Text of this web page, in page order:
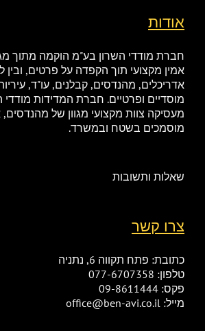
אודות
חברת מודדי השרון בע"מ הוקמה מתוך
אמין מקצועי תוך הקפדה על פרטים, ובין
אדריכלים, מהנדסים, קבלנים, עו"ד,
מוסדיים ופרטיים. חברת המדידות
מעסיקה צוות מקצועי מגוון של
מוסמכים בשטח ובמשרד.
שאלות ותשובות
צרו קשר
כתובת: פתח תקווה 6, נתניה
טלפון: 077-6707358
פקס: 09-8611444
מייל: office@ben-avi.co.il